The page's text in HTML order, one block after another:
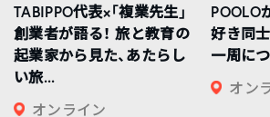
TABIPPO代表×「複業先生」
創業者が語る！ 旅と教育の
起業家から見た、あたらし
い旅...
オンライン
POOLO
好き同
一周に
オン